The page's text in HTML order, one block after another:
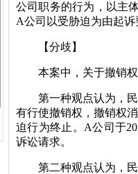
优秀律师
公司职务的行为，以主
A公司以受胁迫为由起
【分歧】
本案中，关于撤销权
第一种观点认为，民
有行使撤销权，撤销权
迫行为终止。A公司于
诉讼请求。
第二种观点认为，民